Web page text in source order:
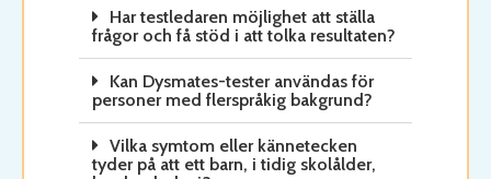
Har testledaren möjlighet att ställa
frågor och få stöd i att tolka resultaten?
Kan Dysmates-tester användas för
personer med flerspråkig bakgrund?
Vilka symtom eller kännetecken
tyder på att ett barn, i tidig skolålder,